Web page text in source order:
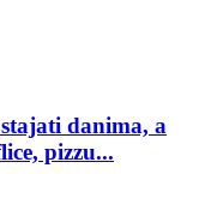
danima, a
pizzu...